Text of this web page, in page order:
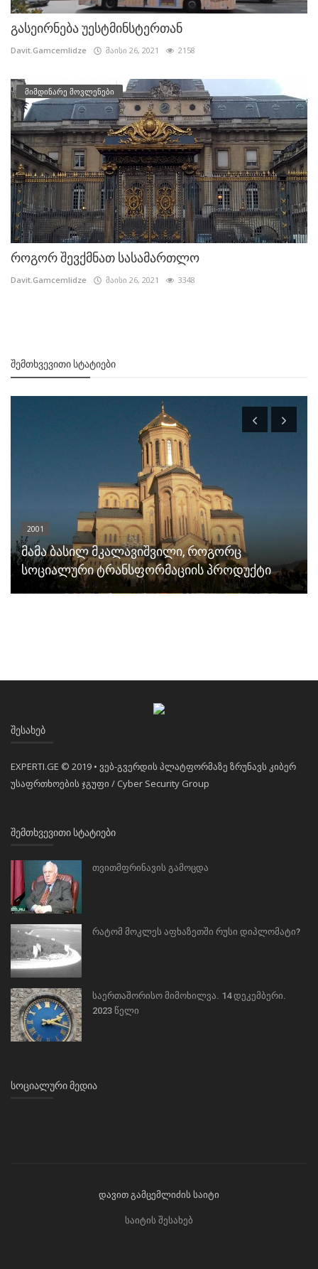
გასეირნება უესტმინსტერთან
Davit.Gamcemlidze მაისი 26, 2021 2158
მიმდინარე მოვლენები
როგორ შევქმნათ სასამართლო
Davit.Gamcemlidze მაისი 26, 2021 3348
ᲨᲔᲛᲗᲮᲕᲔᲕᲘᲗᲘ ᲡᲢᲐᲢᲘᲔᲑᲘ
2001
მამა ბასილ მკალავიშვილი, როგორც
სოციალური ტრანსფორმაციის პროდუქტი
ᲨᲔᲡᲐᲮᲔᲑ
EXPERTI.GE © 2019 • ვებ-გვერდის პლატფორმაზე ზრუნავს კიბერ
უსაფრთხოების ჯგუფი / Cyber Security Group
ᲨᲔᲛᲗᲮᲕᲔᲕᲘᲗᲘ ᲡᲢᲐᲢᲘᲔᲑᲘ
თვითმფრინავის გამოცდა
რატომ მოკლეს აფხაზეთში რუსი დიპლომატი?
საერთაშორისო მიმოხილვა. 14 დეკემბერი.
2023 წელი
ᲡᲝᲪᲘᲐᲚᲣᲠᲘ ᲛᲔᲓᲘᲐ
დავით გამცემლიძის საიტი
საიტის შესახებ